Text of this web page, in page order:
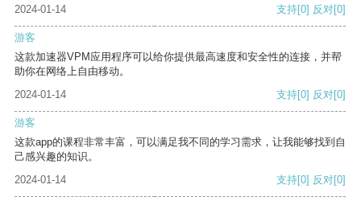
2024-01-14 支持[0] 反对[0]
游客
这款加速器VPM应用程序可以给你提供最高速度和安全性的连接，并帮
助你在网络上自由移动。
2024-01-14
支持[0] 反对[0]
游客
这款app的课程非常丰富，可以满足我不同的学习需求，让我能够找到自
己感兴趣的知识。
2024-01-14
支持[0] 反对[0]